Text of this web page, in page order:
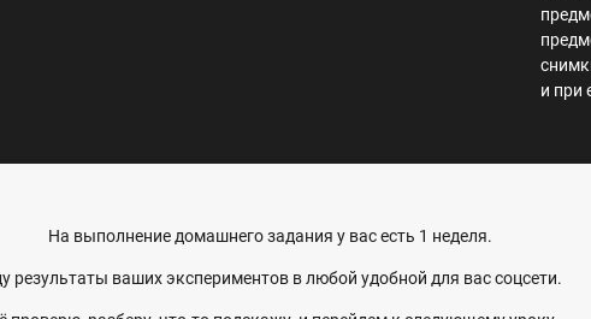
и при
На выполнение домашнего задания у вас есть 1 неделя.
результаты ваших экспериментов в любой удобной для вас соцсети.